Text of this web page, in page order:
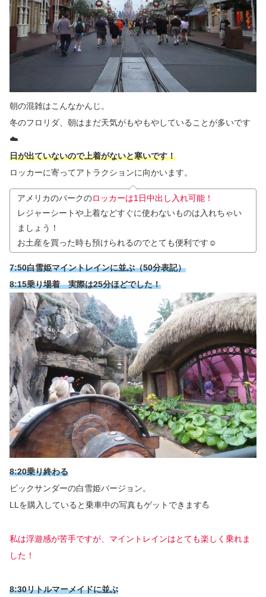
朝の混雑はこんなかんじ。
冬のフロリダ、朝はまだ天気がもやもやしていることが多いです
☁️
日が出ていないので上着がないと寒いです！
ロッカーに寄ってアトラクションに向かいます。
アメリカのパークのロッカーは1日中出し入れ可能！
レジャーシートや上着などすぐに使わないものは入れちゃい
ましょう！
お土産を買った時も預けられるのでとても便利です☺️
7:50白雪姫マイントレインに並ぶ（50分表記）
8:15乗り場着 実際は25分ほどでした！
8:20乗り終わる
ビックサンダーの白雪姫バージョン。
LLを購入していると乗車中の写真もゲットできます💪
私は浮遊感が苦手ですが、マイントレインはとても楽しく乗れま
した！
8:30リトルマーメイドに並ぶ